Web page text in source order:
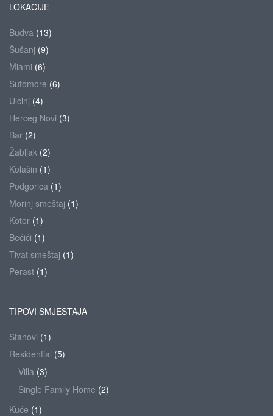
LOKACIJE
Budva (13)
Šušanj (9)
Miami (6)
Sutomore (6)
Ulcinj (4)
Herceg Novi (3)
Bar (2)
Žabljak (2)
Kolašin (1)
Podgorica (1)
Morinj smeštaj (1)
Kotor (1)
Bečići (1)
Tivat smeštaj (1)
Perast (1)
TIPOVI SMJEŠTAJA
Stanovi (1)
Residential (5)
Villa (3)
Single Family Home (2)
Kuće (1)